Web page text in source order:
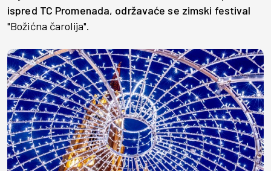
ispred TC Promenada, održavaće se zimski festival
"Božićna čarolija".